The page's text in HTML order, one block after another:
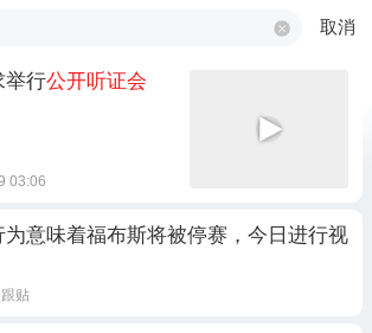
取消
举行公开听证会
03:06
意味着福布斯将被停赛，今日进行视
贴